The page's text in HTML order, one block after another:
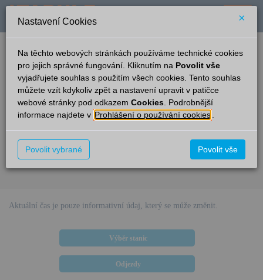
verze: 2.0.6 podpora: help-tabule@oltis.cz
English
Příjezdy
Potůčník
20:47
Ze směru Čas/Aktuální Vlak/Linka Kolej
Omlouváme se, v současné době nejsou v této stanici k dispozici
elektronické informace pro cestující.
Aktuální čas je pouze informativní údaj, který se může změnit.
Výběr stanic
Odjezdy
Nastavení Cookies ×
Na těchto webových stránkách používáme technické cookies
pro jejich správné fungování. Kliknutím na Povolit vše
vyjadřujete souhlas s použitím všech cookies. Tento souhlas
můžete vzít kdykoliv zpět a nastavení upravit v patičce
webové stránky pod odkazem Cookies . Podrobnější
informace najdete v Prohlášení o používání cookies
Povolit vybrané Povolit vše